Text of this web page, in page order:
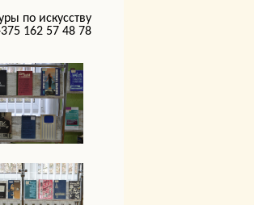
по искусству
162 57 48 78